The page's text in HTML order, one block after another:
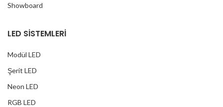
Showboard
LED SİSTEMLERİ
Modül LED
Şerit LED
Neon LED
RGB LED